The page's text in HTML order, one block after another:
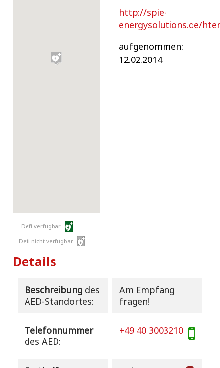
Defi verfügbar
Defi nicht verfügbar
http://spie-
energysolutions.de/
aufgenommen:
12.02.2014
Details
Beschreibungdes
AED-Standortes:
Am Empfang
fragen!
Telefonnummer
des AED:
+49 40 3003210